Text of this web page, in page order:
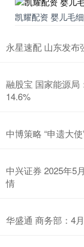
凯耀配资 婴儿毛
永星速配 山东发
融股宝 国家能源局
14.6%
中博策略 “申遗大
中兴证券 2025年5
情
华盛通 商务部：4